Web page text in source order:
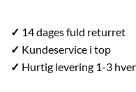
✓ 14 dages fuld returret
✓ Kundeservice i top
✓ Hurtig levering 1-3